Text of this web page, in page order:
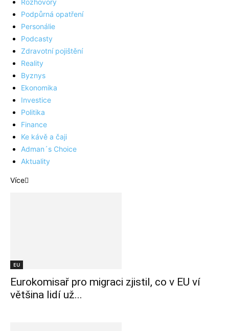
Rozhovory
Podpůrná opatření
Personálie
Podcasty
Zdravotní pojištění
Reality
Byznys
Ekonomika
Investice
Politika
Finance
Ke kávě a čaji
Adman´s Choice
Aktuality
Více
EU
Eurokomisař pro migraci zjistil, co v EU ví
většina lidí už...